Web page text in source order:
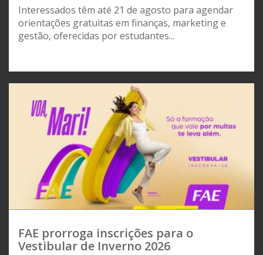
Interessados têm até 21 de agosto para agendar
orientações gratuitas em finanças, marketing e
gestão, oferecidas por estudantes...
FAE prorroga inscrições para o
Vestibular de Inverno 2026